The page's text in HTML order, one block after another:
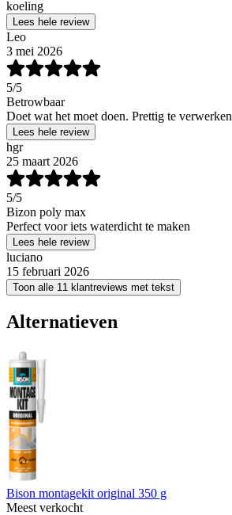
koeling
Lees hele review
Leo
3 mei 2026
5/5
Betrowbaar
Doet wat het moet doen. Prettig te verwerken
Lees hele review
hgr
25 maart 2026
5/5
Bizon poly max
Perfect voor iets waterdicht te maken
Lees hele review
luciano
15 februari 2026
Toon alle 11 klantreviews met tekst
Alternatieven
Bison montagekit original 350 g
Meest verkocht